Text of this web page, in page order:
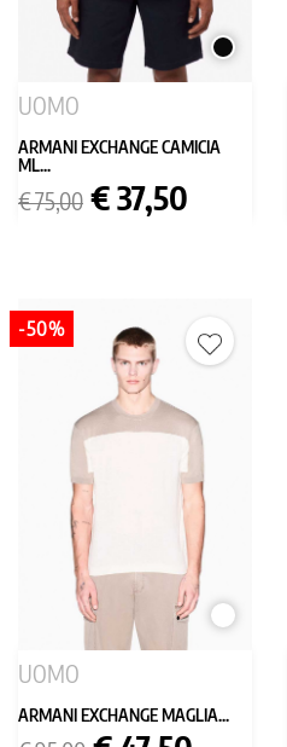
NERO
UOMO
ARMANI EXCHANGE CAMICIA
ML...
Prezzo
base
€ 75,00 Prezzo
€ 37,50
BIANCO
UOMO
ARMANI EXCHANGE MAGLIA...
-50%